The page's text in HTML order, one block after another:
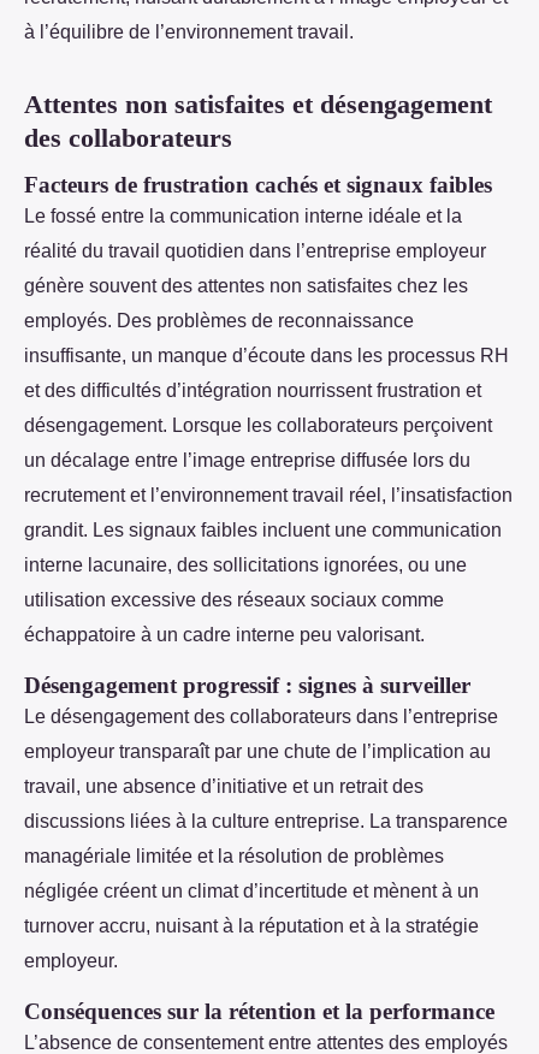
à l’équilibre de l’environnement travail.
Attentes non satisfaites et désengagement
des collaborateurs
Facteurs de frustration cachés et signaux faibles
Le fossé entre la communication interne idéale et la
réalité du travail quotidien dans l’entreprise employeur
génère souvent des attentes non satisfaites chez les
employés. Des problèmes de reconnaissance
insuffisante, un manque d’écoute dans les processus RH
et des difficultés d’intégration nourrissent frustration et
désengagement. Lorsque les collaborateurs perçoivent
un décalage entre l’image entreprise diffusée lors du
recrutement et l’environnement travail réel, l’insatisfaction
grandit. Les signaux faibles incluent une communication
interne lacunaire, des sollicitations ignorées, ou une
utilisation excessive des réseaux sociaux comme
échappatoire à un cadre interne peu valorisant.
Désengagement progressif : signes à surveiller
Le désengagement des collaborateurs dans l’entreprise
employeur transparaît par une chute de l’implication au
travail, une absence d’initiative et un retrait des
discussions liées à la culture entreprise. La transparence
managériale limitée et la résolution de problèmes
négligée créent un climat d’incertitude et mènent à un
turnover accru, nuisant à la réputation et à la stratégie
employeur.
Conséquences sur la rétention et la performance
L’absence de consentement entre attentes des employés